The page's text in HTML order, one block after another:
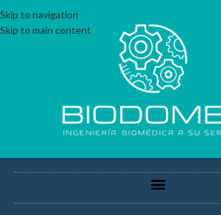
Skip to navigation
Skip to main content